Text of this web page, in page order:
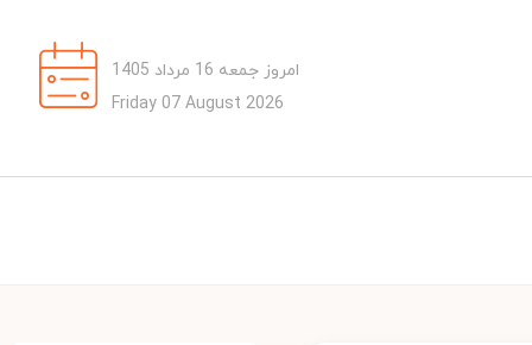
امروز جمعه 16 مرداد 1405
Friday 07 August 2026